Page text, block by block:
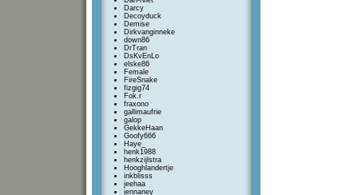
Darcy
Decoyduck
Demise
Dirkvanginneke
down86
DrTran
DsKvEnLo
elske86
Female
FireSnake
fizgig74
Fok.r
fraxono
gallimaufrie
galop
GekkeHaan
Goofy666
Haye_
henk1988
henkzijlstra
Hooghlandertje
inkblisss
jeehaa
jennaney